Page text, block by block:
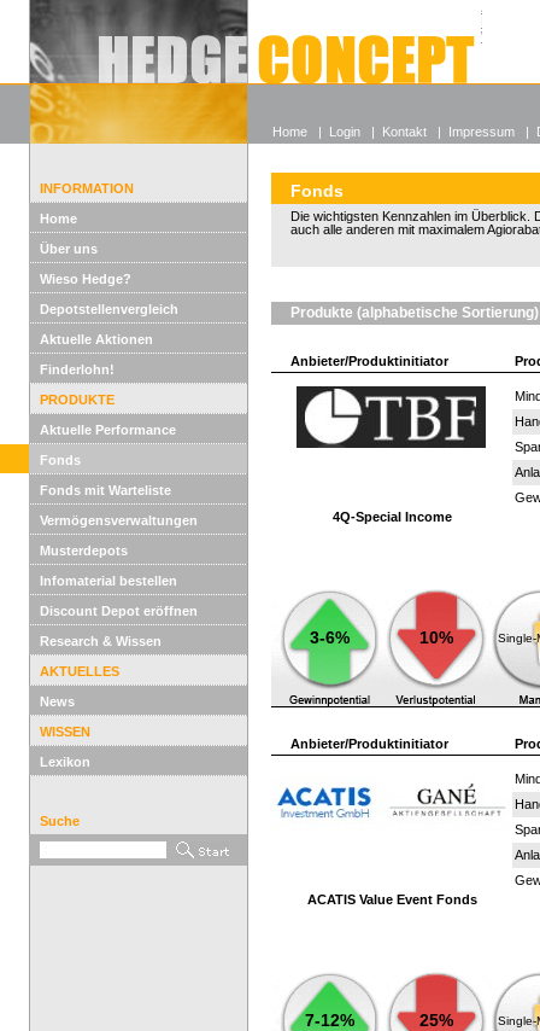
Alle
Wieso
INFORMATION
Home
Über uns
Wieso Hedge?
Depotstellenvergleich
Aktuelle Aktionen
Finderlohn!
PRODUKTE
Aktuelle Performance
Fonds
Fonds mit Warteliste
Vermögensverwaltungen
Musterdepots
Infomaterial bestellen
Discount Depot eröffnen
Research & Wissen
AKTUELLES
News
WISSEN
Lexikon
Suche
Fonds
Die wichtigsten Kennzahlen im Überblick.
auch alle anderen mit maximalem
Produkte (alphabetische Sortierung)
Anbieter/Produktinitiator
4Q-Special Income
3-6% 10% Single-
Anbieter/Produktinitiator
ACATIS Value Event Fonds
7-12% 25% Single-
Home | Login | Kontakt | Impressum |